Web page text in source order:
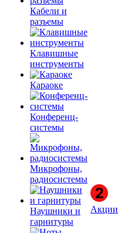
Кабели и
разъемы
Клавишные
инструменты
Караоке
Конференц-
системы
Микрофоны,
радиосистемы
Наушники и
гарнитуры
Акции